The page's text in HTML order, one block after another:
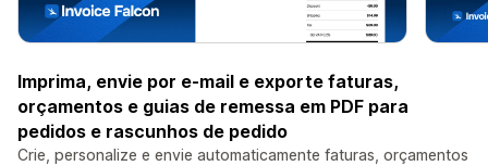
Imprima, envie por e-mail e exporte faturas,
orçamentos e guias de remessa em PDF para
pedidos e rascunhos de pedido
Crie, personalize e envie automaticamente faturas, orçamentos